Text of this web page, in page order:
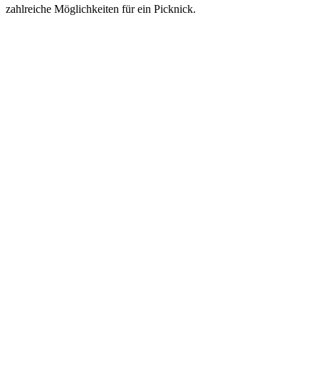
zahlreiche Möglichkeiten für ein Picknick.